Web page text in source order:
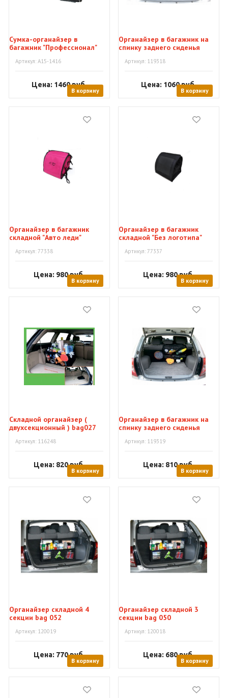
Сумка-органайзер в
багажник "Профессионал"
Артикул: A15-1416
Цена: 1460руб.
В корзину
Органайзер в багажник на
спинку заднего сиденья
Артикул: 119318
Цена: 1060руб.
В корзину
Органайзер в багажник
складной "Авто леди"
Артикул: 77338
Цена: 980руб.
В корзину
Органайзер в багажник
складной "Без логотипа"
Артикул: 77337
Цена: 980руб.
В корзину
Складной органайзер (
двухсекционный ) bag027
Артикул: 116248
Цена: 820руб.
В корзину
Органайзер в багажник на
спинку заднего сиденья
Артикул: 119319
Цена: 810руб.
В корзину
Органайзер складной 4
секции bag 052
Артикул: 120019
Цена: 770руб.
В корзину
Органайзер складной 3
секции bag 050
Артикул: 120018
Цена: 680руб.
В корзину